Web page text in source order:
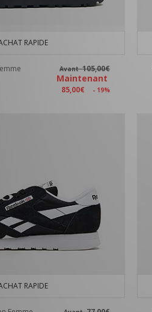
RAPIDE
Avant105,00€
Maintenant
85,00€ - 19%
RAPIDE